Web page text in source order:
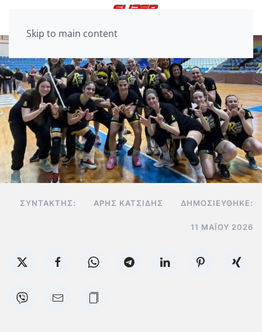
Skip to main content
ΣΥΝΤΆΚΤΗΣ: ΆΡΗΣ ΚΑΤΣΊΔΗΣ ΔΗΜΟΣΙΕΎΘΗΚΕ:
11 ΜΑΪ́ΟΥ 2026